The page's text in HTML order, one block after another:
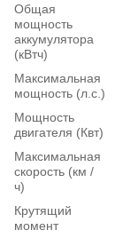
Общая
мощность
аккумулятора
(кВтч)
Максимальная
мощность (л.с.)
Мощность
двигателя (Квт)
Максимальная
скорость (км /
ч)
Крутящий
момент